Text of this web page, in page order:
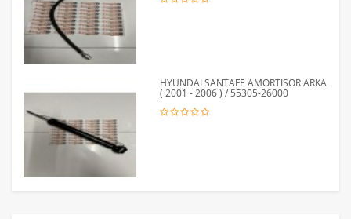
HYUNDAİ SANTAFE AMORTİSÖR ARKA
( 2001 - 2006 ) / 55305-26000